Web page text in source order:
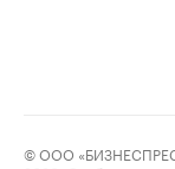
© ООО